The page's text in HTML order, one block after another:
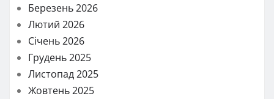
Березень 2026
Лютий 2026
Січень 2026
Грудень 2025
Листопад 2025
Жовтень 2025